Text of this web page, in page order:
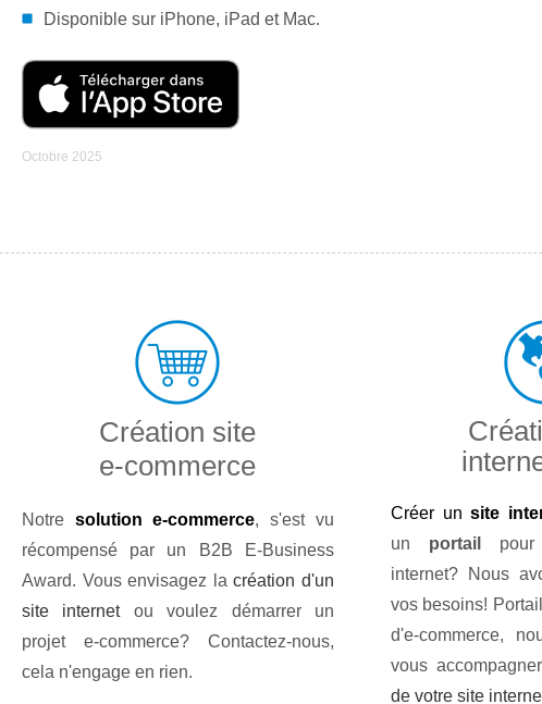
Disponible sur iPhone, iPad et Mac.
Octobre 2025
Création site
e-commerce
Notre solution e-commerce, s'est vu
récompensé par un B2B E-Business
Award. Vous envisagez lacréation d'un
site internetou voulez démarrer un
projet e-commerce? Contactez-nous,
cela n'engage en rien.
Créer unsite
un portail
pour
internet? Nous
vos besoins!
d'e-commerce,
vous
de votre site